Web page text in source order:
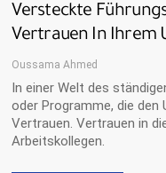
Versteckte
Vertrauen In Ihrem
Oussama Ahmed
In einer Welt des
oder Programme, die den
Vertrauen. Vertrauen in
Arbeitskollegen.